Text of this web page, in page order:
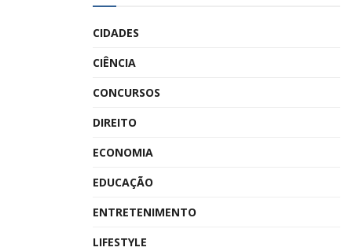
CIDADES
CIÊNCIA
CONCURSOS
DIREITO
ECONOMIA
EDUCAÇÃO
ENTRETENIMENTO
LIFESTYLE